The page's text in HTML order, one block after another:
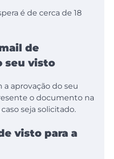
é de cerca de 18
de
seu visto
aprovação do seu
o documento na
seja solicitado.
visto para a